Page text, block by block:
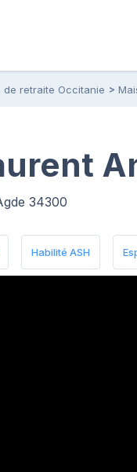
de retraite Occitanie
34300
Habilité ASH